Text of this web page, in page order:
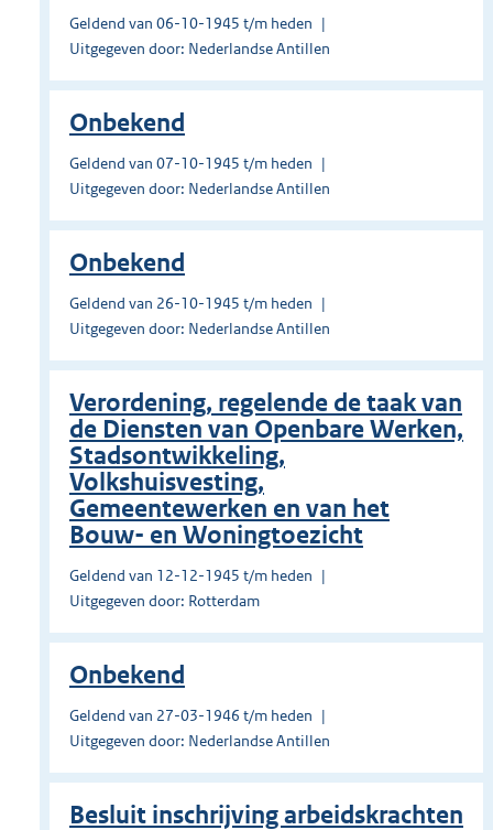
Geldend van 06-10-1945 t/m heden
Uitgegeven door: Nederlandse Antillen
Onbekend
Geldend van 07-10-1945 t/m heden
Uitgegeven door: Nederlandse Antillen
Onbekend
Geldend van 26-10-1945 t/m heden
Uitgegeven door: Nederlandse Antillen
Verordening, regelende de taak van
de Diensten van Openbare Werken,
Stadsontwikkeling,
Volkshuisvesting,
Gemeentewerken en van het
Bouw- en Woningtoezicht
Geldend van 12-12-1945 t/m heden
Uitgegeven door: Rotterdam
Onbekend
Geldend van 27-03-1946 t/m heden
Uitgegeven door: Nederlandse Antillen
Besluit inschrijving arbeidskrachten